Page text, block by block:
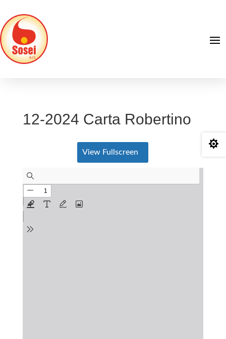
12-2024 Carta Robertino
View Fullscreen
